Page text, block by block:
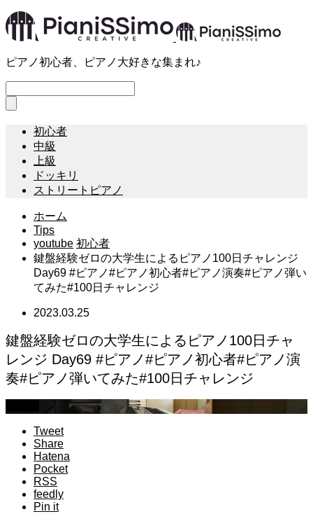
ピアノ初心者、ピアノ大好きな集まれ♪
初心者
中級
上級
ドッキリ
ストリートピアノ
ホーム
Tips
youtube 初心者
鍵盤経験ゼロの大学生によるピアノ100日チャレンジ
Day69 #ピアノ#ピアノ初心者#ピアノ演奏#ピアノ弾い
てみた#100日チャレンジ
2023.03.25
鍵盤経験ゼロの大学生によるピアノ100日チャ
レンジ Day69 #ピアノ#ピアノ初心者#ピアノ演
奏#ピアノ弾いてみた#100日チャレンジ
Tweet
Share
Hatena
Pocket
RSS
feedly
Pin it